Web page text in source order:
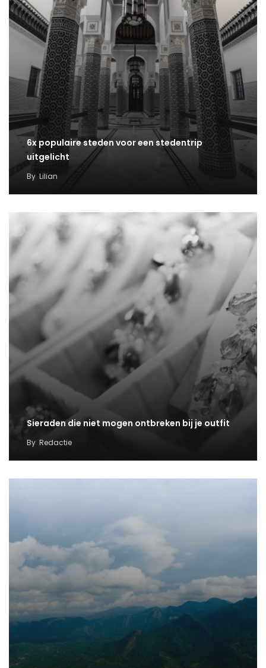
6x populaire steden voor een stedentrip
uitgelicht
By Lilian
Sieraden die niet mogen ontbreken bij je outfit
By Redactie